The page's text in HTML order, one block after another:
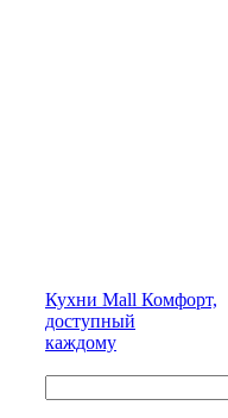
Кухни Mall Комфорт,
доступный
каждому